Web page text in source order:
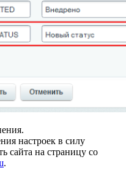
настроек в силу
сайта на страницу со
.